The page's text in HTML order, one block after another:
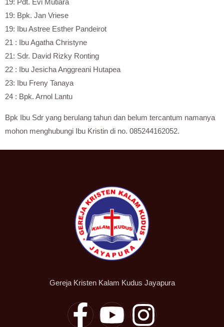
19: Pdt. Evi Mutiara
19: Bpk. Jan Vriese
19: Ibu Astree Esther Pandeirot
21 : Ibu Agatha Christyne
21: Sdr. David Rizky Ronting
22 : Ibu Jesicha Anggreani Hutapea
23: Ibu Freny Tanaya
24 : Bpk. Arnol Lantu
Bpk Ibu Sdr yang berulang tahun dan belum tercantum namanya
mohon menghubungi Ibu Kristin di no. 085244162052.
Gereja Kristen Kalam Kudus Jayapura